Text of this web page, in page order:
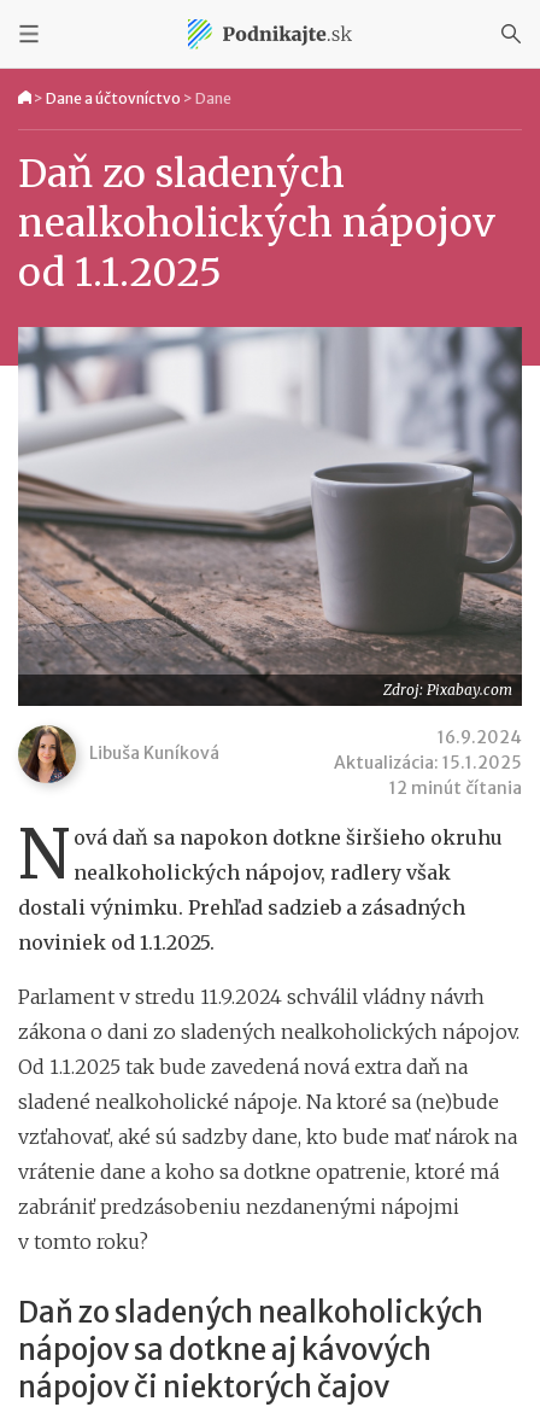
> Dane a účtovníctvo > Dane
Daň zo sladených
nealkoholických nápojov
od 1.1.2025
Zdroj: Pixabay.com
Libuša Kuníková
16.9.2024
Aktualizácia: 15.1.2025
12 minút čítania
N ová daň sa napokon dotkne širšieho okruhu
nealkoholických nápojov, radlery však
dostali výnimku. Prehľad sadzieb a zásadných
noviniek od 1.1.2025.
Parlament v stredu 11.9.2024 schválil vládny návrh
zákona o dani zo sladených nealkoholických nápojov.
Od 1.1.2025 tak bude zavedená nová extra daň na
sladené nealkoholické nápoje. Na ktoré sa (ne)bude
vzťahovať, aké sú sadzby dane, kto bude mať nárok na
vrátenie dane a koho sa dotkne opatrenie, ktoré má
zabrániť predzásobeniu nezdanenými nápojmi
v tomto roku?
Daň zo sladených nealkoholických
nápojov sa dotkne aj kávových
nápojov či niektorých čajov